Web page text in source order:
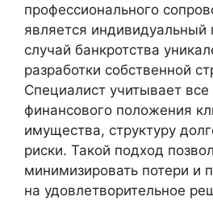
профессионального
является
случай банкротства
разработки собственной
Специалист учитывает все
финансового положения
имущества, структуру
риски. Такой подход
минимизировать потери и
на удовлетворительное